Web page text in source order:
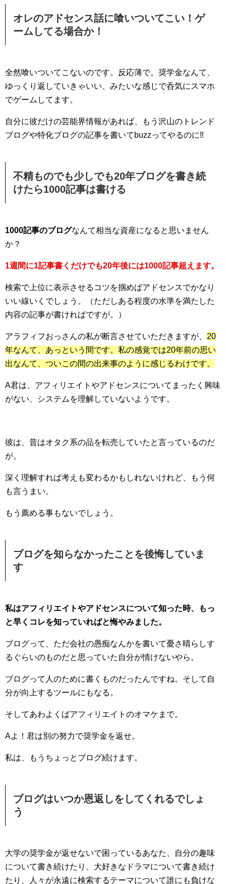
オレのアドセンス話に喰いついてこい！ゲ
ームしてる場合か！
全然喰いついてこないのです。反応薄で。奨学金なんて、
ゆっくり返していきゃいい、みたいな感じで呑気にスマホ
でゲームしてます。
自分に彼だけの芸能界情報があれば、もう沢山のトレンド
ブログや特化ブログの記事を書いてbuzzってやるのに‼︎
不精ものでも少しでも20年ブログを書き続
けたら1000記事は書ける
1000記事のブログなんて相当な資産になると思いません
か？
1週間に1記事書くだけでも20年後には1000記事超えます。
検索で上位に表示させるコツを掴めばアドセンスでかなり
いい線いくでしょう。（ただしある程度の水準を満たした
内容の記事が書ければですが。）
アラフィフおっさんの私が断言させていただきますが、 20
年なんて、あっという間です。私の感覚では20年前の思い
出なんて、ついこの間の出来事のように感じるわけです。
A君は、アフィリエイトやアドセンスについてまったく興味
がない、システムを理解していないようです。
彼は、昔はオタク系の品を転売していたと言っているのだ
が。
深く理解すれば考えも変わるかもしれないけれど、もう何
も言うまい。
もう薦める事もないでしょう。
ブログを知らなかったことを後悔していま
す
私はアフィリエイトやアドセンスについて知った時、もっ
と早くコレを知っていればと悔やみました。
ブログって、ただ会社の愚痴なんかを書いて憂さ晴らしす
るぐらいのものだと思っていた自分が情けないやら。
ブログって人のために書くものだったんですね。そして自
分が向上するツールにもなる。
そしてあわよくばアフィリエイトのオマケまで。
Aよ！君は別の努力で奨学金を返せ。
私は、もうちょっとブログ続けます。
ブログはいつか恩返しをしてくれるでしょ
う
大学の奨学金が返せないで困っているあなた、自分の趣味
について書き続けたり、大好きなドラマについて書き続け
たり、人々が永遠に検索するテーマについて誰にも負けな